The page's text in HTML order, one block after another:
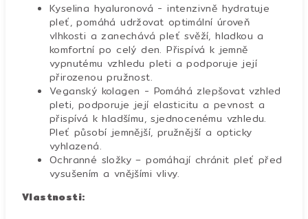
Kyselina hyaluronová - intenzivně hydratuje
pleť, pomáhá udržovat optimální úroveň
vlhkosti a zanechává pleť svěží, hladkou a
komfortní po celý den. Přispívá k jemně
vypnutému vzhledu pleti a podporuje její
přirozenou pružnost.
Veganský kolagen - Pomáhá zlepšovat vzhled
pleti, podporuje její elasticitu a pevnost a
přispívá k hladšímu, sjednocenému vzhledu.
Pleť působí jemnější, pružnější a opticky
vyhlazená.
Ochranné složky – pomáhají chránit pleť před
vysušením a vnějšími vlivy.
Vlastnosti: